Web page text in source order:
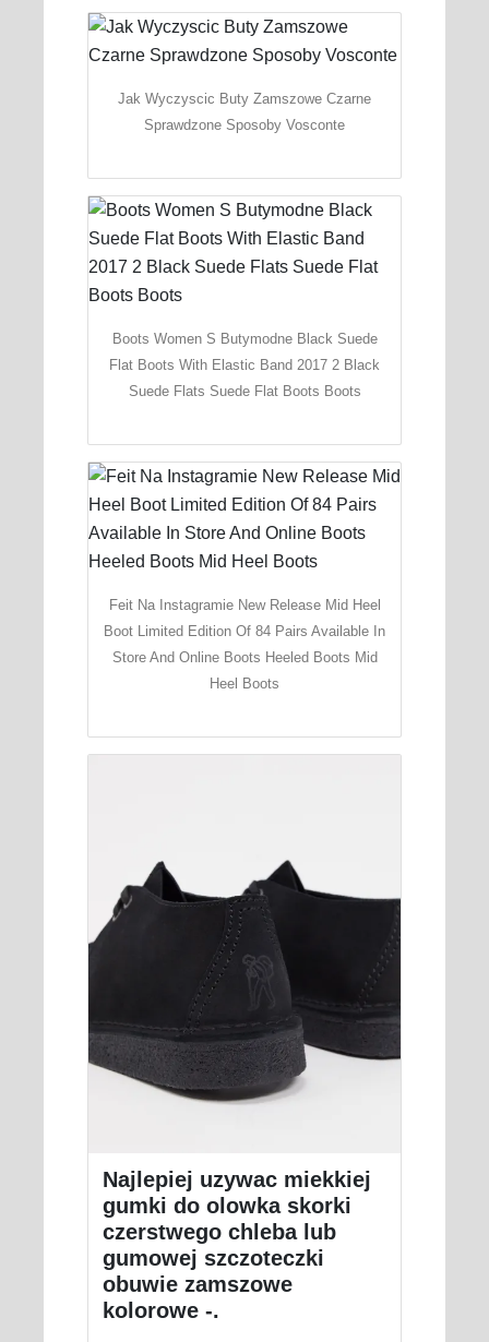
Jak Wyczyscic Buty Zamszowe Czarne
Sprawdzone Sposoby Vosconte
Boots Women S Butymodne Black Suede
Flat Boots With Elastic Band 2017 2 Black
Suede Flats Suede Flat Boots Boots
Feit Na Instagramie New Release Mid Heel
Boot Limited Edition Of 84 Pairs Available In
Store And Online Boots Heeled Boots Mid
Heel Boots
Najlepiej uzywac miekkiej
gumki do olowka skorki
czerstwego chleba lub
gumowej szczoteczki
obuwie zamszowe
kolorowe -.